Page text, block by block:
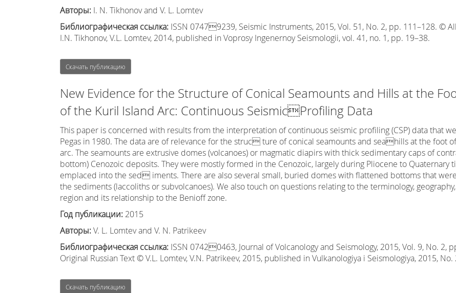
Авторы: I. N. Tikhonov and V. L. Lomtev
Библиографическая ссылка: ISSN 07479239, Seismic Instruments, 2015, Vol. 51, No. 2, pp. 111–128. ©
I.N. Tikhonov, V.L. Lomtev, 2014, published in Voprosy Ingenernoy Seismologii, vol. 41, no. 1, pp. 19–38.
Скачать публикацию
New Evidence for the Structure of Conical Seamounts and Hills at the
of the Kuril Island Arc: Continuous SeismicProfiling Data
This paper is concerned with results from the interpretation of continuous seismic profiling (CSP) data that
Pegas in 1980. The data are of relevance for the struc ture of conical seamounts and seahills at the foot
arc. The seamounts are extrusive domes (volcanoes) or magmatic diapirs with thick sedimentary caps of
bottom) Cenozoic deposits. They were mostly formed in the Cenozoic, largely during Pliocene to
emplaced into the sed iments. There are also several small, buried domes with flattened bottoms that
the sediments (laccoliths or subvolcanoes). We also touch on questions relating to the terminology,
region and its relationship to the Benioff zone.
Год публикации: 2015
Авторы:V. L. Lomtev and V. N. Patrikeev
Библиографическая ссылка: ISSN 07420463, Journal of Volcanology and Seismology, 2015, Vol. 9, No. 2,
Original Russian Text © V.L. Lomtev, V.N. Patrikeev, 2015, published in Vulkanologiya i Seismologiya, 2015,
Скачать публикацию